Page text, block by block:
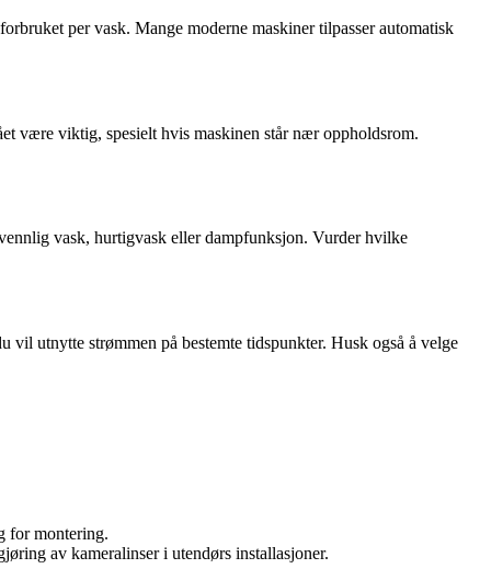
per vask. Mange moderne maskiner tilpasser automatisk
være viktig, spesielt hvis maskinen står nær oppholdsrom.
vask, hurtigvask eller dampfunksjon. Vurder hvilke
utnytte strømmen på bestemte tidspunkter. Husk også å velge
for montering.
av kameralinser i utendørs installasjoner.